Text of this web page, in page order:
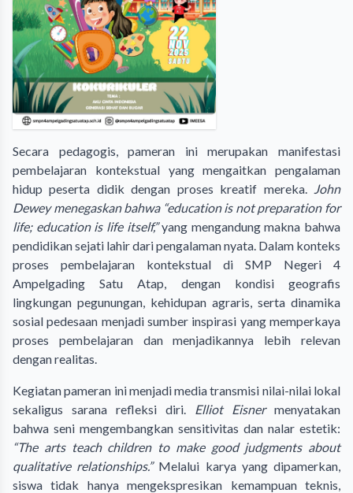
Secara pedagogis, pameran ini merupakan manifestasi
pembelajaran kontekstual yang mengaitkan pengalaman
hidup peserta didik dengan proses kreatif mereka. John
Dewey menegaskan bahwa “education is not preparation for
life; education is life itself,”yang mengandung makna bahwa
pendidikan sejati lahir dari pengalaman nyata. Dalam konteks
proses pembelajaran kontekstual di SMP Negeri 4
Ampelgading Satu Atap, dengan kondisi geografis
lingkungan pegunungan, kehidupan agraris, serta dinamika
sosial pedesaan menjadi sumber inspirasi yang memperkaya
proses pembelajaran dan menjadikannya lebih relevan
dengan realitas.
Kegiatan pameran ini menjadi media transmisi nilai-nilai lokal
sekaligus sarana refleksi diri. Elliot Eisnermenyatakan
bahwa seni mengembangkan sensitivitas dan nalar estetik:
“The arts teach children to make good judgments about
qualitative relationships.”Melalui karya yang dipamerkan,
siswa tidak hanya mengekspresikan kemampuan teknis,